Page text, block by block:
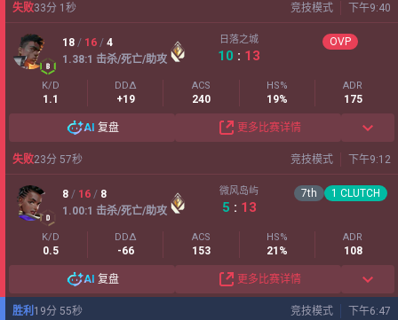
竞技模式 下午9:40
失败33分 1 秒
18 / 16 / 4
1.38:1 击杀/死亡/助攻
日落之城
10 : 13
OVP
K/D
1.1
DDΔ
+19
ACS
240
HS%
19%
ADR
175
AI 复盘 更多比赛详情
竞技模式 下午9:12
失败23分 57秒
8 / 16 / 8
1.00:1 击杀/死亡/助攻
微风岛屿
5 : 13
7th 1 CLUTCH
K/D
0.5
DDΔ
-66
ACS
153
HS%
21%
ADR
108
AI 复盘 更多比赛详情
竞技模式 下午6:47
胜利 19分 55秒